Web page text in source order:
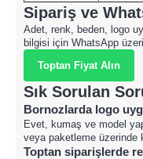
Sipariş ve
Adet, renk, beden, logo
bilgisi için WhatsApp
Toptan Fiyat Alın
Sık Sorulan
Bornozlarda logo
Evet, kumaş ve model
veya paketleme üzerinde
Toptan siparişlerde